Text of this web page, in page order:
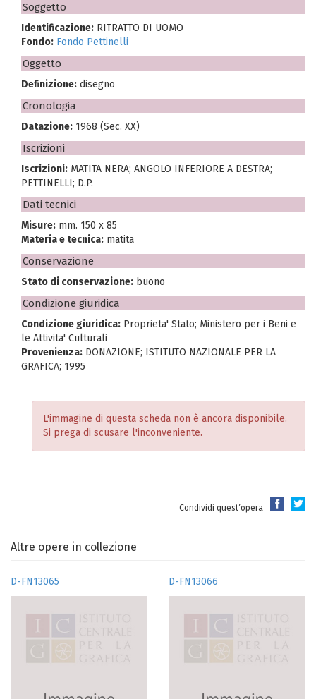
Soggetto
Identificazione: RITRATTO DI UOMO
Fondo: Fondo Pettinelli
Oggetto
Definizione: disegno
Cronologia
Datazione: 1968 (Sec. XX)
Iscrizioni
Iscrizioni: MATITA NERA; ANGOLO INFERIORE A DESTRA;
PETTINELLI; D.P.
Dati tecnici
Misure: mm. 150 x 85
Materia e tecnica: matita
Conservazione
Stato di conservazione: buono
Condizione giuridica
Condizione giuridica: Proprieta' Stato; Ministero per i Beni e
le Attivita' Culturali
Provenienza: DONAZIONE; ISTITUTO NAZIONALE PER LA
GRAFICA; 1995
L'immagine di questa scheda non è ancora disponibile.
Si prega di scusare l'inconveniente.
Condividi quest’opera
Altre opere in collezione
D-FN13065 D-FN13066